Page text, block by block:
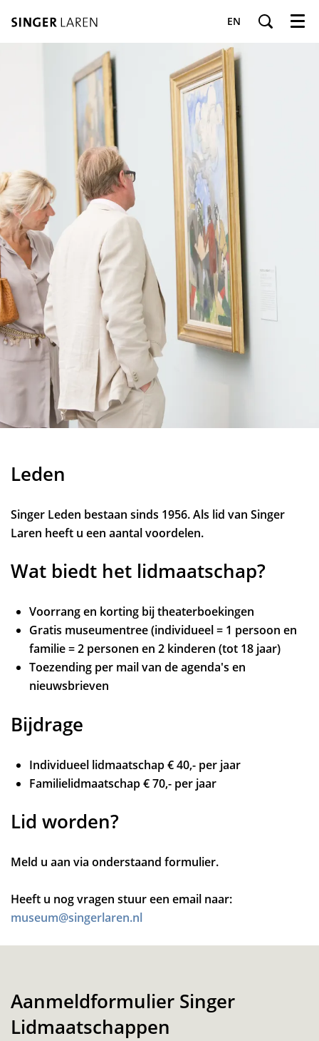
EN Menu
Leden
Singer Leden bestaan sinds 1956. Als lid van Singer
Laren heeft u een aantal voordelen.
Wat biedt het lidmaatschap?
Voorrang en korting bij theaterboekingen
Gratis museumentree (individueel = 1 persoon en
familie = 2 personen en 2 kinderen (tot 18 jaar)
Toezending per mail van de agenda's en
nieuwsbrieven
Bijdrage
Individueel lidmaatschap € 40,- per jaar
Familielidmaatschap € 70,- per jaar
Lid worden?
Meld u aan via onderstaand formulier.
Heeft u nog vragen stuur een email naar:
museum@singerlaren.nl
Aanmeldformulier Singer
Lidmaatschappen